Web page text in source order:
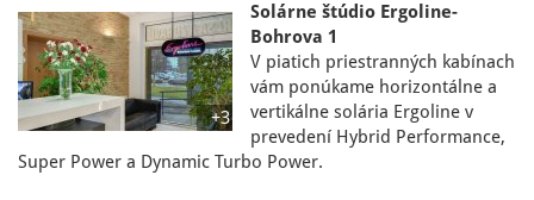
+3
Solárne štúdio Ergoline-
Bohrova 1
V piatich priestranných kabínach
vám ponúkame horizontálne a
vertikálne solária Ergoline v
prevedení Hybrid Performance,
Super Power a Dynamic Turbo Power.